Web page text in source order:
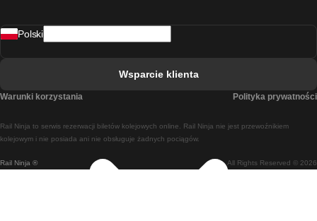
Pociąg Madryt - Lizbona
Pociąg Madryt - Barcelona
Rail Ninja ® All Rights Reserved © 2026
Rail Ninja to serwis rezerwacji biletów kolejowych online. Rail Ninja nie jest przewoźnikiem
kolejowym i nie posiada ani nie obsługuje żadnych pociągów.
Polski
Wsparcie klienta
Warunki korzystania Polityka prywatności